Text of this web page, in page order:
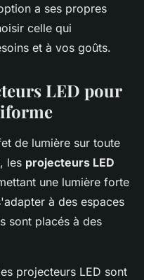
a ses propres
celle qui
et à vos goûts.
LED pour
de lumière sur toute
les projecteurs LED
une lumière forte
à des espaces
sont placés à des
projecteurs LED sont